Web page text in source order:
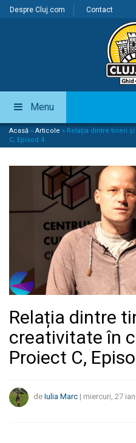
Despre Cluj.com Contact
Menu
Acasă » Articole » Relația dintre tineri
C, Episod 4
Relația dintre
creativitate în
Proiect C,
de Iulia Marc | miercuri, 27